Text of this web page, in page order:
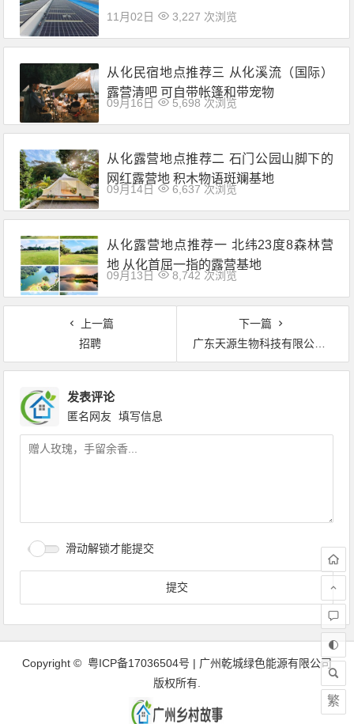
11月02日 3,227 次浏览
从化民宿地点推荐三 从化溪流（国际）
露营清吧 可自带帐篷和带宠物
09月16日 5,698 次浏览
从化露营地点推荐二 石门公园山脚下的
网红露营地 积木物语斑斓基地
09月14日 6,637 次浏览
从化露营地点推荐一 北纬23度8森林营
地 从化首屈一指的露营基地
09月13日 8,742 次浏览
上一篇
招聘
下一篇
广东天源生物科技有限公司招聘生产普通，客服文员，仓库文员
发表评论
匿名网友 填写信息
滑动解锁才能提交
Copyright © 粤ICP备17036504号 | 广州乾城绿色能源有限公司
版权所有.
繁